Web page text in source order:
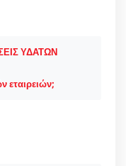
ΥΔΑΤΩΝ
εταιρειών;